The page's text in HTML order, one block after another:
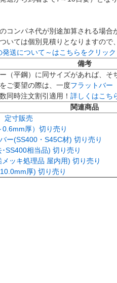
コンパネ代が別途加算される場合
いては個別見積りとなりますので
送について～はこちらをクリック
備考
（平鋼）に同サイズがあれば、
ご要望の際は、一度フラットバー
同時注文割引適用！ 詳しくはこち
関連商品
寸販売
厚）切り売り
(SS400・S45C材) 切り売り
相当品) 切り売り
ッキ処理品 屋内用) 切り売り
厚) 切り売り